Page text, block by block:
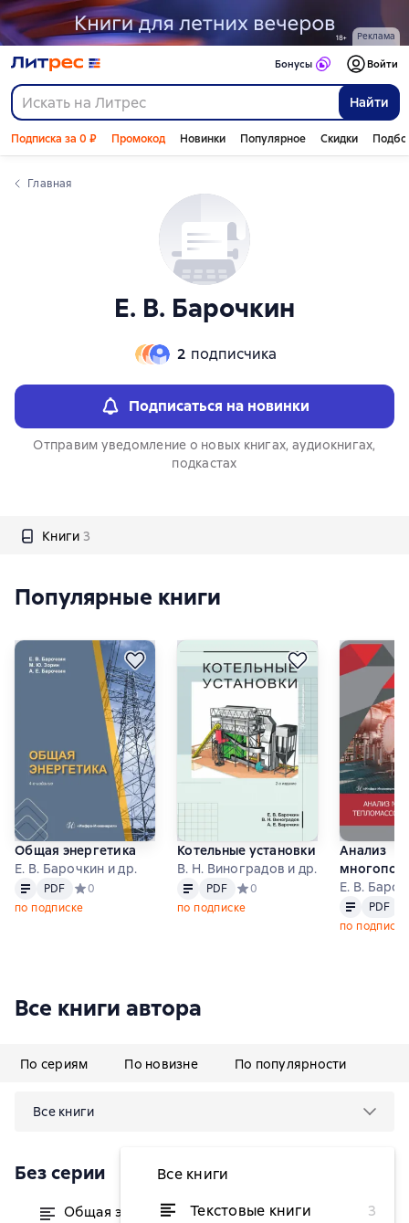
Реклама
Найти
Бонусы Войти
Подписка за 0 ₽ Промокод Новинки Популярное Скидки
Главная
Е. В. Барочкин
2 подписчика
Подписаться на новинки
Отправим уведомление о новых книгах, аудиокнигах,
подкастах
Книги 3
Слайдер с книгами
Популярные книги
Общая энергетика
Е. В. Барочкин и др.
Текст PDF
PDF Средний рейтинг 0 на основе 0 оценок
0
по подписке
Котельные установки
В. Н. Виноградов и др.
Текст PDF
PDF Средний рейтинг 0 на основе
0
по подписке
Анализ
систем.
Е. В.
Текст PDF
PDF
по подписке
Все книги автора
По сериям По новизне По популярности
Все книги
Все книги
Текстовые книги
3
Без серии
Общая энергетика от 1 260 ₽